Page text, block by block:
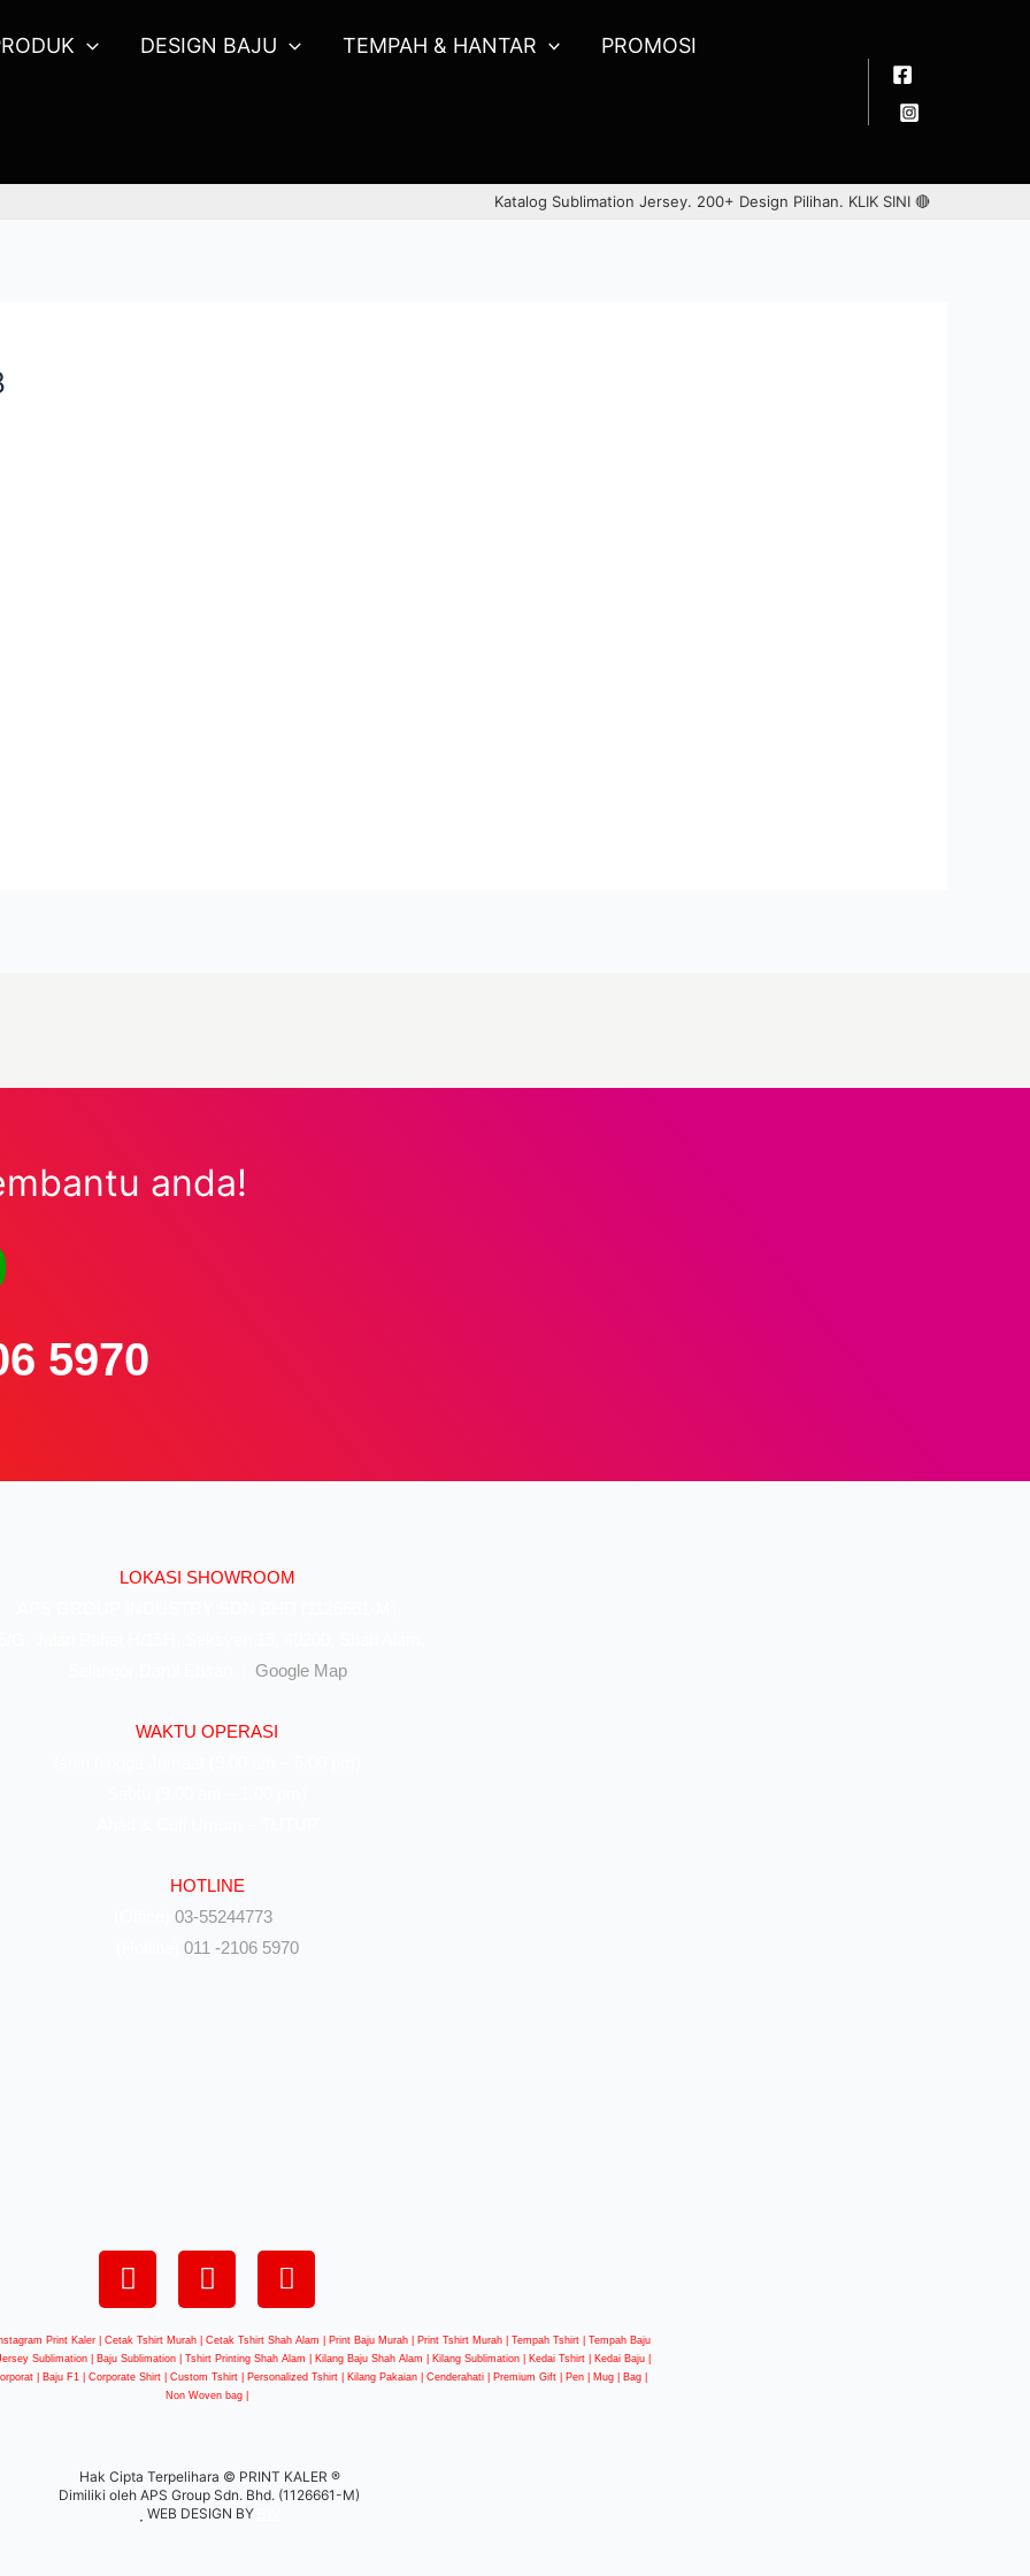
DESIGN BAJU TEMPAH & HANTAR PROMOSI
Katalog Sublimation Jersey. 200+ Design Pilihan. KLIK SINI 🔴
anda!
5970
LOKASI SHOWROOM
Google Map
WAKTU OPERASI
HOTLINE
(Office)03-55244773
011 -2106 5970
Print Kaler | Cetak Tshirt Murah | Cetak Tshirt Shah Alam | Print Baju Murah | Print Tshirt Murah | Tempah Tshirt | Tempah Baju
Sublimation | Baju Sublimation | Tshirt Printing Shah Alam | Kilang Baju Shah Alam | Kilang Sublimation | Kedai Tshirt | Kedai Baju |
| Baju F1 | Corporate Shirt | Custom Tshirt | Personalized Tshirt | Kilang Pakaian | Cenderahati | Premium Gift | Pen | Mug | Bag |
Non Woven bag |
Hak Cipta Terpelihara © PRINT KALER ®
Dimiliki oleh APS Group Sdn. Bhd. (1126661-M)
WEB DESIGN BY